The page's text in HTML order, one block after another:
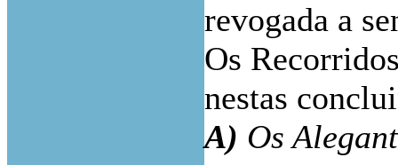
revogada a
Os
nestas
A) Os